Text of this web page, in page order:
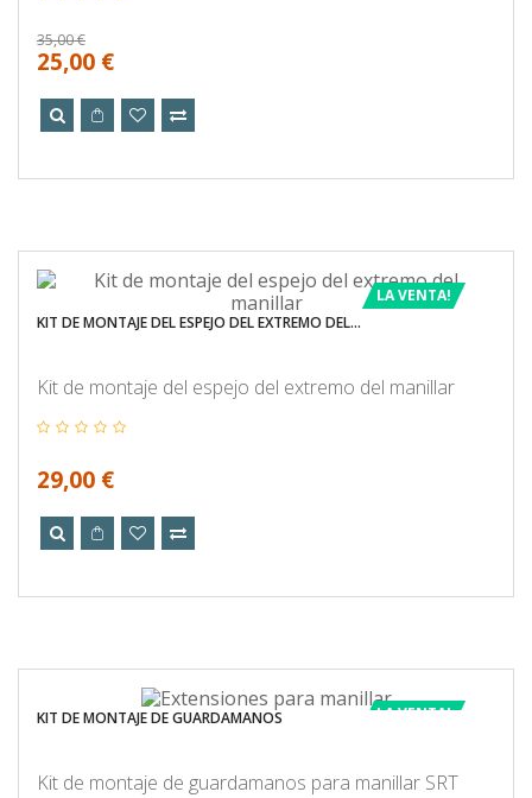
35,00 €
25,00 €
LA VENTA!
KIT DE MONTAJE DEL ESPEJO DEL EXTREMO DEL...
Kit de montaje del espejo del extremo del manillar
29,00 €
LA VENTA!
KIT DE MONTAJE DE GUARDAMANOS
Kit de montaje de guardamanos para manillar SRT